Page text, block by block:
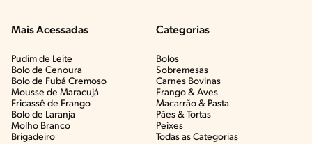
Mais Acessadas
Pudim de Leite
Bolo de Cenoura
Bolo de Fubá Cremoso
Mousse de Maracujá
Fricassê de Frango
Bolo de Laranja
Molho Branco
Brigadeiro
Categorias
Bolos
Sobremesas
Carnes Bovinas​
Frango & Aves​
Macarrão & Pasta​
Pães & Tortas​
Peixes
Todas as Categorias